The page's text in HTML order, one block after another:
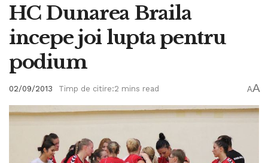
HC Dunarea Braila
incepe joi lupta pentru
podium
02/09/2013 Timp de citire:2 mins read AA